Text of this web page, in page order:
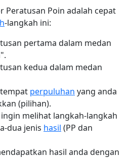
Peratusan Poin adalah cepat
-langkah ini:
pertama dalam medan
kedua dalam medan
perpuluhan yang anda
(pilihan).
melihat langkah-langkah
dua jenis hasil (PP dan
hasil anda dengan